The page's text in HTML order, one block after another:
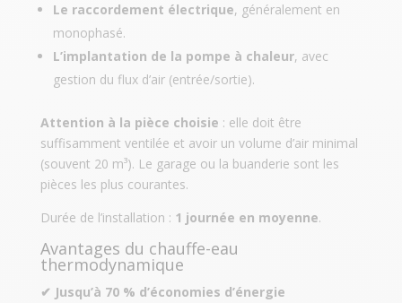
Le raccordement électrique, généralement en
monophasé.
L’implantation de la pompe à chaleur, avec
gestion du flux d’air (entrée/sortie).
Attention à la pièce choisie : elle doit être
suffisamment ventilée et avoir un volume d’air minimal
(souvent 20 m³). Le garage ou la buanderie sont les
pièces les plus courantes.
Durée de l’installation : 1 journée en moyenne.
Avantages du chauffe-eau
thermodynamique
✔ Jusqu’à 70 % d’économies d’énergie